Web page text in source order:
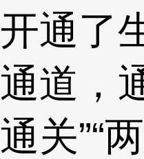
开通了
通道，
通关”“